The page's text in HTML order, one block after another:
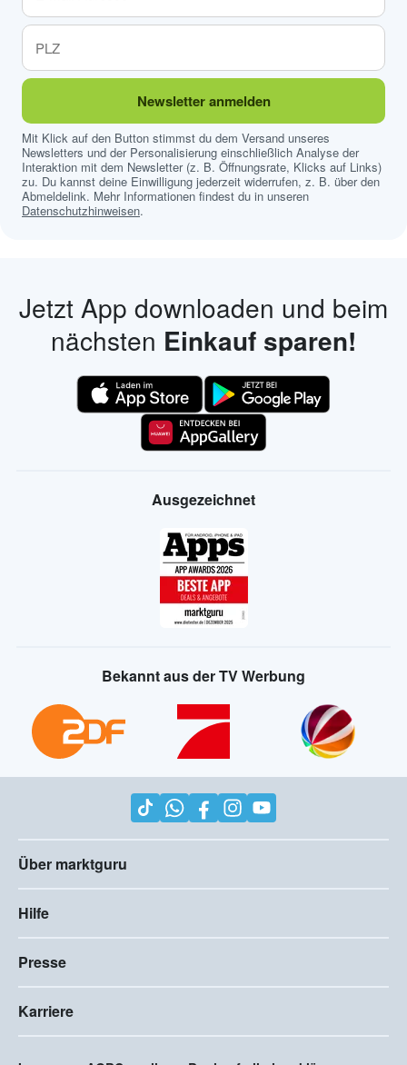
Newsletter anmelden
Mit Klick auf den Button stimmst du dem Versand unseres
Newsletters und der Personalisierung einschließlich Analyse der
Interaktion mit dem Newsletter (z. B. Öffnungsrate, Klicks auf Links)
zu. Du kannst deine Einwilligung jederzeit widerrufen, z. B. über den
Abmeldelink. Mehr Informationen findest du in unseren
Datenschutzhinweisen.
Jetzt App downloaden und beim
nächsten Einkauf sparen!
Ausgezeichnet
Bekannt aus der TV Werbung
Über marktguru
Hilfe
Presse
Karriere